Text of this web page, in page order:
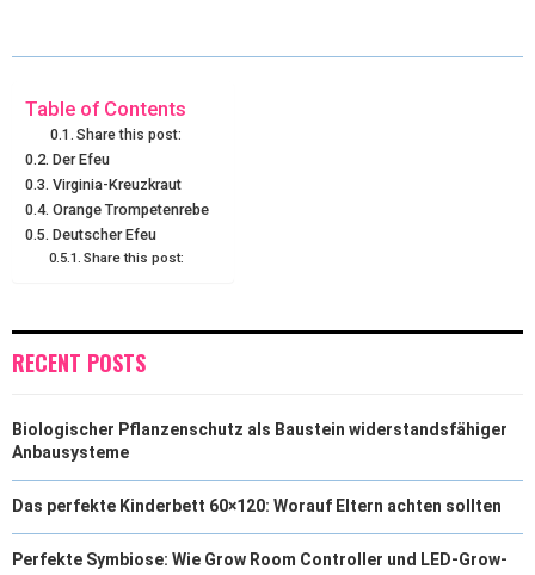
W
T
T
E
E T K I
Table of Contents
Share this post:
Der Efeu
Virginia-Kreuzkraut
Orange Trompetenrebe
Deutscher Efeu
Share this post:
RECENT POSTS
Biologischer Pflanzenschutz als Baustein widerstandsfähiger
Anbausysteme
Das perfekte Kinderbett 60×120: Worauf Eltern achten sollten
Perfekte Symbiose: Wie Grow Room Controller und LED-Grow-